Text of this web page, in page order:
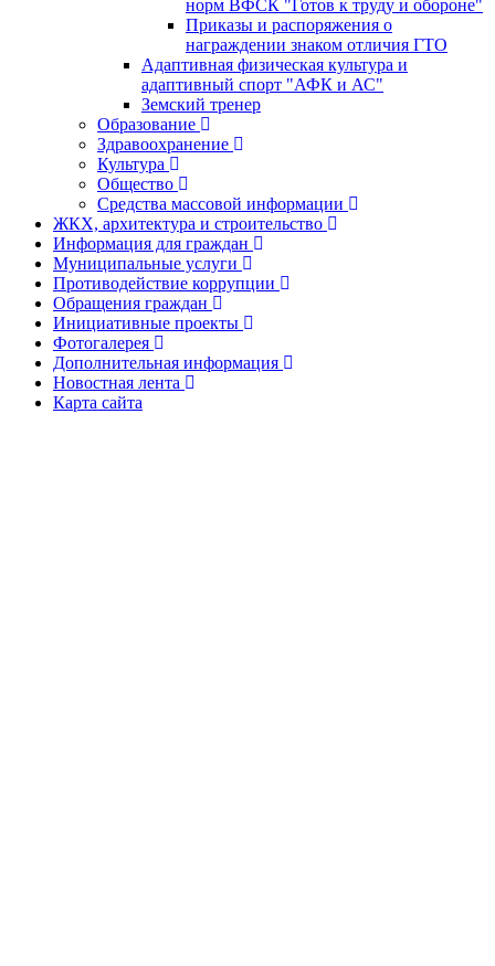
норм ВФСК "Готов к труду и обороне"
Приказы и распоряжения о
награждении знаком отличия ГТО
Адаптивная физическая культура и
адаптивный спорт "АФК и АС"
Земский тренер
Образование
Здравоохранение
Культура
Общество
Средства массовой информации
ЖКХ, архитектура и строительство
Информация для граждан
Муниципальные услуги
Противодействие коррупции
Обращения граждан
Инициативные проекты
Фотогалерея
Дополнительная информация
Новостная лента
Карта сайта